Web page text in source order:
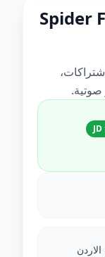
Spider
ليجيند أندرويد، 4 جيجا رام، 10 اشتراكات،